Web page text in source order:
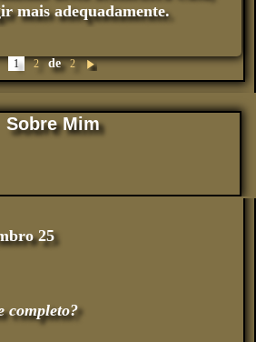
mais adequadamente.
1 2 de 2
Pr
óx
im
o
Sobre Mim
25
completo?